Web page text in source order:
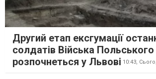
Другий етап ексгумації
солдатів Війська Польського
розпочнеться у Львові 10:43,